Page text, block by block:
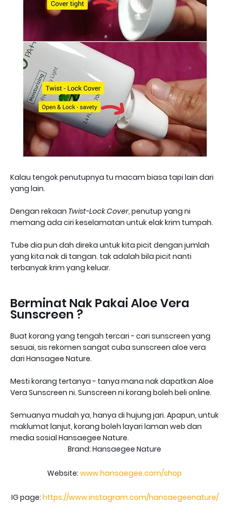
Kalau tengok penutupnya tu macam biasa tapi lain dari
yang lain.
Dengan rekaan Twist-Lock Cover, penutup yang ni
memang ada ciri keselamatan untuk elak krim tumpah.
Tube dia pun dah direka untuk kita picit dengan jumlah
yang kita nak di tangan. tak adalah bila picit nanti
terbanyak krim yang keluar.
Berminat Nak Pakai Aloe Vera
Sunscreen ?
Buat korang yang tengah tercari - cari sunscreen yang
sesuai, sis rekomen sangat cuba sunscreen aloe vera
dari Hansagee Nature.
Mesti korang tertanya - tanya mana nak dapatkan Aloe
Vera Sunscreen ni. Sunscreen ni korang boleh beli online.
Semuanya mudah ya, hanya di hujung jari. Apapun, untuk
maklumat lanjut, korang boleh layari laman web dan
media sosial Hansaegee Nature.
Brand: Hansaegee Nature
Website: www.hansaegee.com/shop
IG page: https://www.instagram.com/hansaegeenature/